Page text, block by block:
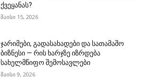
ქვეყანას?
მაისი 15, 2026
ჯარიმები, გადასახადები და სათამაშო
ბიზნესი — რის ხარჯზე იზრდება
სახელმწიფო შემოსავლები
მაისი 9, 2026